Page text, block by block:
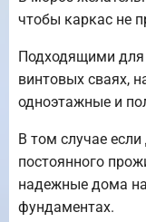
чтобы каркас не
Подходящими для
винтовых сваях,
одноэтажные и
В том случае
постоянного
надежные дома
фундаментах.